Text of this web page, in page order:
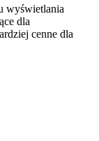
wyświetlania
dla
cenne dla